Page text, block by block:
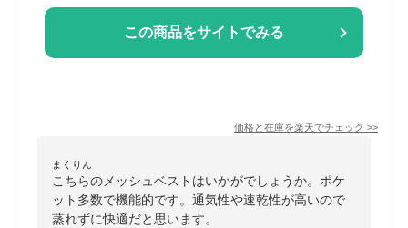
この商品をサイトでみる
価格と在庫を楽天でチェック >>
まくりん
こちらのメッシュベストはいかがでしょうか。ポケ
ット多数で機能的です。通気性や速乾性が高いので
蒸れずに快適だと思います。